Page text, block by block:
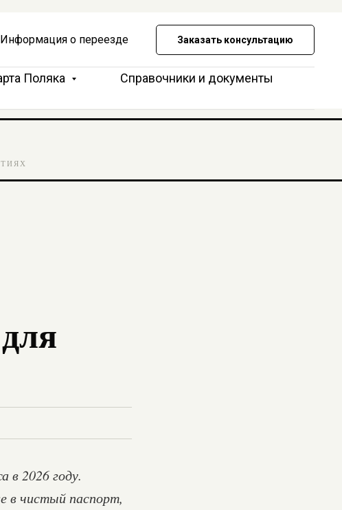
Информация о переезде Заказать консультацию
Поляка
Справочники и документы
в 2026 году.
в чистый паспорт,